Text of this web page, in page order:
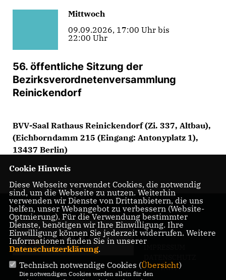
Mittwoch
09.09.2026, 17:00 Uhr bis
22:00 Uhr
56. öffentliche Sitzung der
Bezirksverordnetenversammlung
Reinickendorf
BVV-Saal Rathaus Reinickendorf (Zi. 337, Altbau),
(Eichborndamm 215 (Eingang: Antonyplatz 1),
13437 Berlin)
KONTAKT
Cookie Hinweis
Diese Webseite verwendet Cookies, die notwendig
sind, um die Webseite zu nutzen. Weiterhin
verwenden wir Dienste von Drittanbietern, die uns
helfen, unser Webangebot zu verbessern (Website-
Optmierung). Für die Verwendung bestimmter
Dienste, benötigen wir Ihre Einwilligung. Ihre
Einwilligung können Sie jederzeit widerrufen. Weitere
Informationen finden Sie in unserer
Datenschutzerklärung.
Technisch notwendige Cookies (Übersicht)
Die notwendigen Cookies werden allein für den